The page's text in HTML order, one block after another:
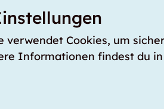
Unsere Preise
storabble Schweiz
storabble Österreich
verwendet Cookies, um
Informationen findest du